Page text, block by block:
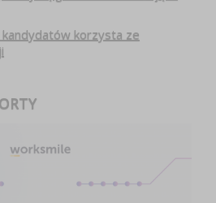
korzysta ze